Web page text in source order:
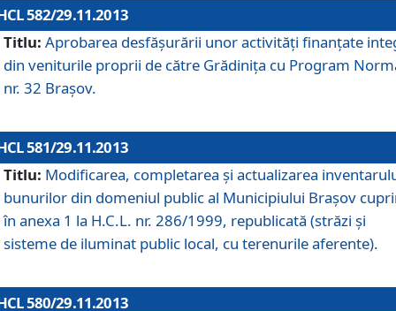
582/29.11.2013
Titlu: Aprobarea desfăşurării unor activităţi finanţate
din veniturile proprii de către Grădiniţa cu Program
nr. 32 Braşov.
581/29.11.2013
Titlu: Modificarea, completarea şi actualizarea
bunurilor din domeniul public al Municipiului Braşov
în anexa 1 la H.C.L. nr. 286/1999, republicată (străzi şi
sisteme de iluminat public local, cu terenurile aferente).
580/29.11.2013